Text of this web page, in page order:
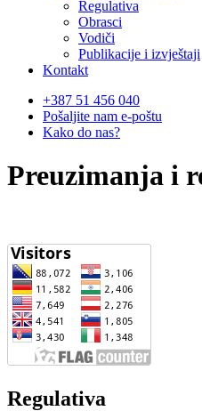
Regulativa
Obrasci
Vodiči
Publikacije i izvještaji
Kontakt
+387 51 456 040
Pošaljite nam e-poštu
Kako do nas?
Preuzimanja i
Regulativa